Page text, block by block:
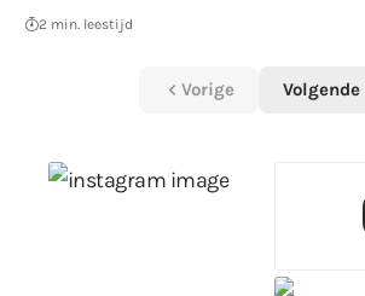
2 min. leestijd
Vorige Volgende